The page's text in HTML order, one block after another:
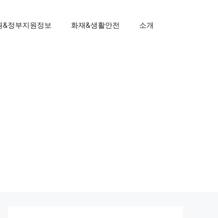
&정부지원정보 화재&생활안전 소개